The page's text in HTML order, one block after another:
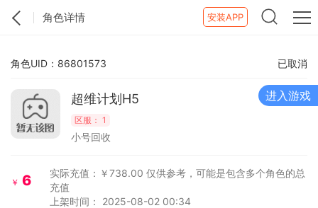
角色详情 安装APP
进入游戏
已取消
角色UID：86801573
超维计划H5
区服： 1
小号回收
￥ 6 实际充值：￥738.00 仅供参考，可能是包含多个角色的总
充值
上架时间： 2025-08-02 00:34